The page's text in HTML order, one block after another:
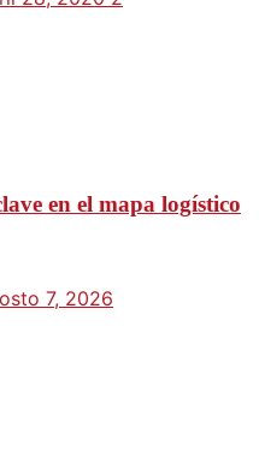
en el mapa logístico
7, 2026